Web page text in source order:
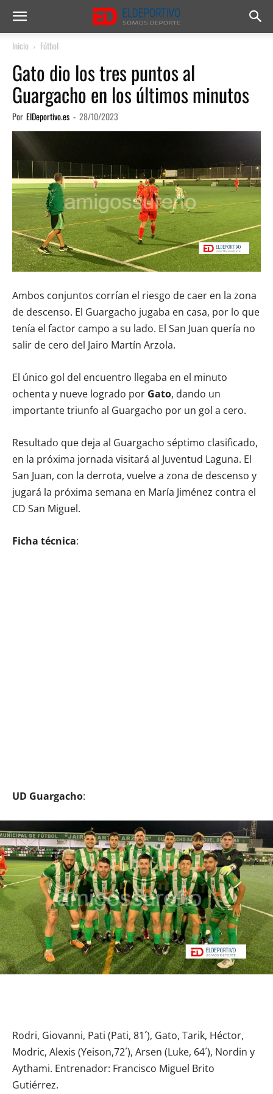
Inicio Fútbol
Gato dio los tres puntos al
Guargacho en los últimos minutos
Por ElDeportivo.es - 28/10/2023
Ambos conjuntos corrían el riesgo de caer en la zona
de descenso. El Guargacho jugaba en casa, por lo que
tenía el factor campo a su lado. El San Juan quería no
salir de cero del Jairo Martín Arzola.
El único gol del encuentro llegaba en el minuto
ochenta y nueve logrado por Gato, dando un
importante triunfo al Guargacho por un gol a cero.
Resultado que deja al Guargacho séptimo clasificado,
en la próxima jornada visitará al Juventud Laguna. El
San Juan, con la derrota, vuelve a zona de descenso y
jugará la próxima semana en María Jiménez contra el
CD San Miguel.
Ficha técnica:
UD Guargacho:
Rodri, Giovanni, Pati (Pati, 81´), Gato, Tarik, Héctor,
Modric, Alexis (Yeison,72´), Arsen (Luke, 64´), Nordin y
Aythami. Entrenador: Francisco Miguel Brito
Gutiérrez.